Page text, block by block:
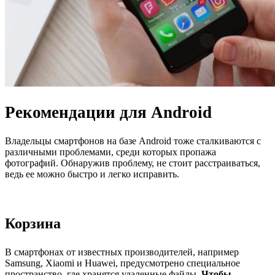
Рекомендации для Android
Владельцы смартфонов на базе Android тоже сталкиваются с
различными проблемами, среди которых пропажа
фотографий. Обнаружив проблему, не стоит расстраиваться,
ведь ее можно быстро и легко исправить.
Корзина
В смартфонах от известных производителей, например
Samsung, Xiaomi и Huawei, предусмотрено специальное